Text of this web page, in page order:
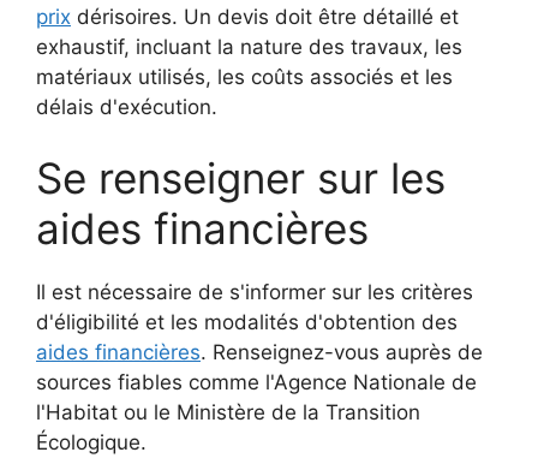
prix dérisoires. Un devis doit être détaillé et
exhaustif, incluant la nature des travaux, les
matériaux utilisés, les coûts associés et les
délais d'exécution.
Se renseigner sur les
aides financières
Il est nécessaire de s'informer sur les critères
d'éligibilité et les modalités d'obtention des
aides financières. Renseignez-vous auprès de
sources fiables comme l'Agence Nationale de
l'Habitat ou le Ministère de la Transition
Écologique.